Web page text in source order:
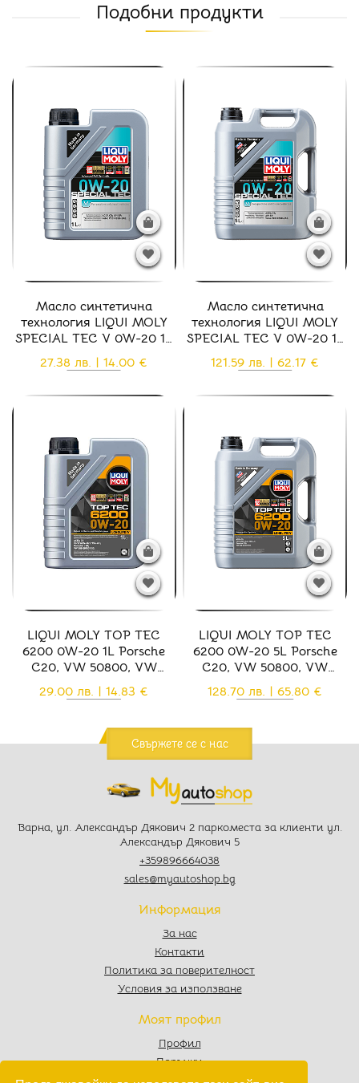
Подобни продукти
Масло синтетична
технология LIQUI MOLY
SPECIAL TEC V 0W-20 1L
C5 Volvo VCC RBS0-2AE
(20631)
27.38 лв. | 14.00 €
Масло синтетична
технология LIQUI MOLY
SPECIAL TEC V 0W-20 1L
C5 Volvo VCC RBS0-2AE
(20632)
121.59 лв. | 62.17 €
LIQUI MOLY TOP TEC
6200 0W-20 1L Porsche
C20, VW 50800, VW
50900 - 20787
29.00 лв. | 14.83 €
LIQUI MOLY TOP TEC
6200 0W-20 5L Porsche
C20, VW 50800, VW
50900 - 20789
128.70 лв. | 65.80 €
Свържете се с нас
Варна, ул. Александър Дякович 2 паркоместа за клиенти ул.
Александър Дякович 5
+359896664038
sales@myautoshop.bg
Информация
За нас
Контакти
Политика за поверителност
Условия за използване
Моят профил
Профил
Поръчки
Любими